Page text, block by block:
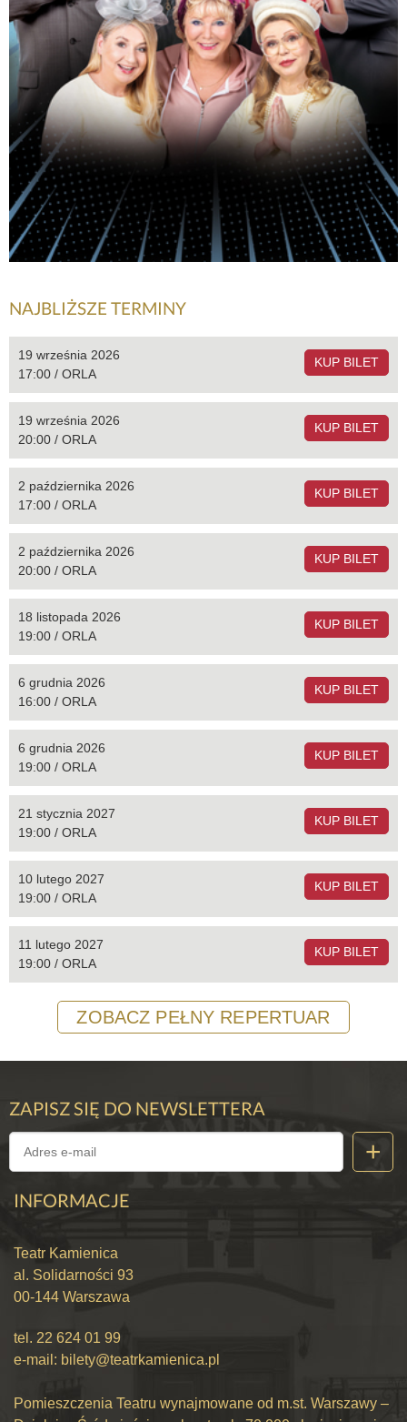
NAJBLIŻSZE TERMINY
19 września 2026
17:00 / ORLA
KUP BILET
19 września 2026
20:00 / ORLA
KUP BILET
2 października 2026
17:00 / ORLA
KUP BILET
2 października 2026
20:00 / ORLA
KUP BILET
18 listopada 2026
19:00 / ORLA
KUP BILET
6 grudnia 2026
16:00 / ORLA
KUP BILET
6 grudnia 2026
19:00 / ORLA
KUP BILET
21 stycznia 2027
19:00 / ORLA
KUP BILET
10 lutego 2027
19:00 / ORLA
KUP BILET
11 lutego 2027
19:00 / ORLA
KUP BILET
ZOBACZ PEŁNY REPERTUAR
ZAPISZ SIĘ DO NEWSLETTERA
INFORMACJE
Teatr Kamienica
al. Solidarności 93
00-144 Warszawa
tel. 22 624 01 99
e-mail: bilety@teatrkamienica.pl
Pomieszczenia Teatru wynajmowane od m.st. Warszawy –